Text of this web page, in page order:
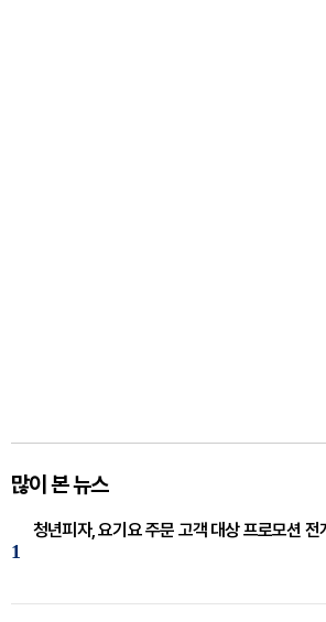
많이 본 뉴스
1
청년피자, 요기요 주문 고객 대상 프로모션 전